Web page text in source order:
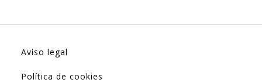
Aviso legal
Política de cookies